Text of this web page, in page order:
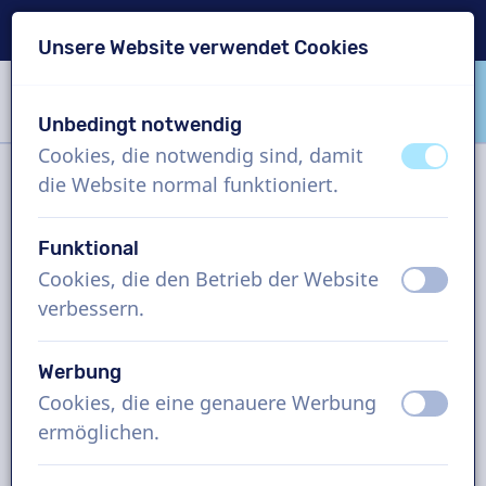
VoiceProductions
Projekt
Englisch (Britisch) Sprecher,
Radiowerbung, Mann und Frau
Unsere Website verwendet Cookies
Unbedingt notwendig
Cookies, die notwendig sind, damit
die Website normal funktioniert.
aus
an
Funktional
Cookies, die den Betrieb der Website
verbessern.
ausan
Werbung
Cookies, die eine genauere Werbung
ermöglichen.
ausan